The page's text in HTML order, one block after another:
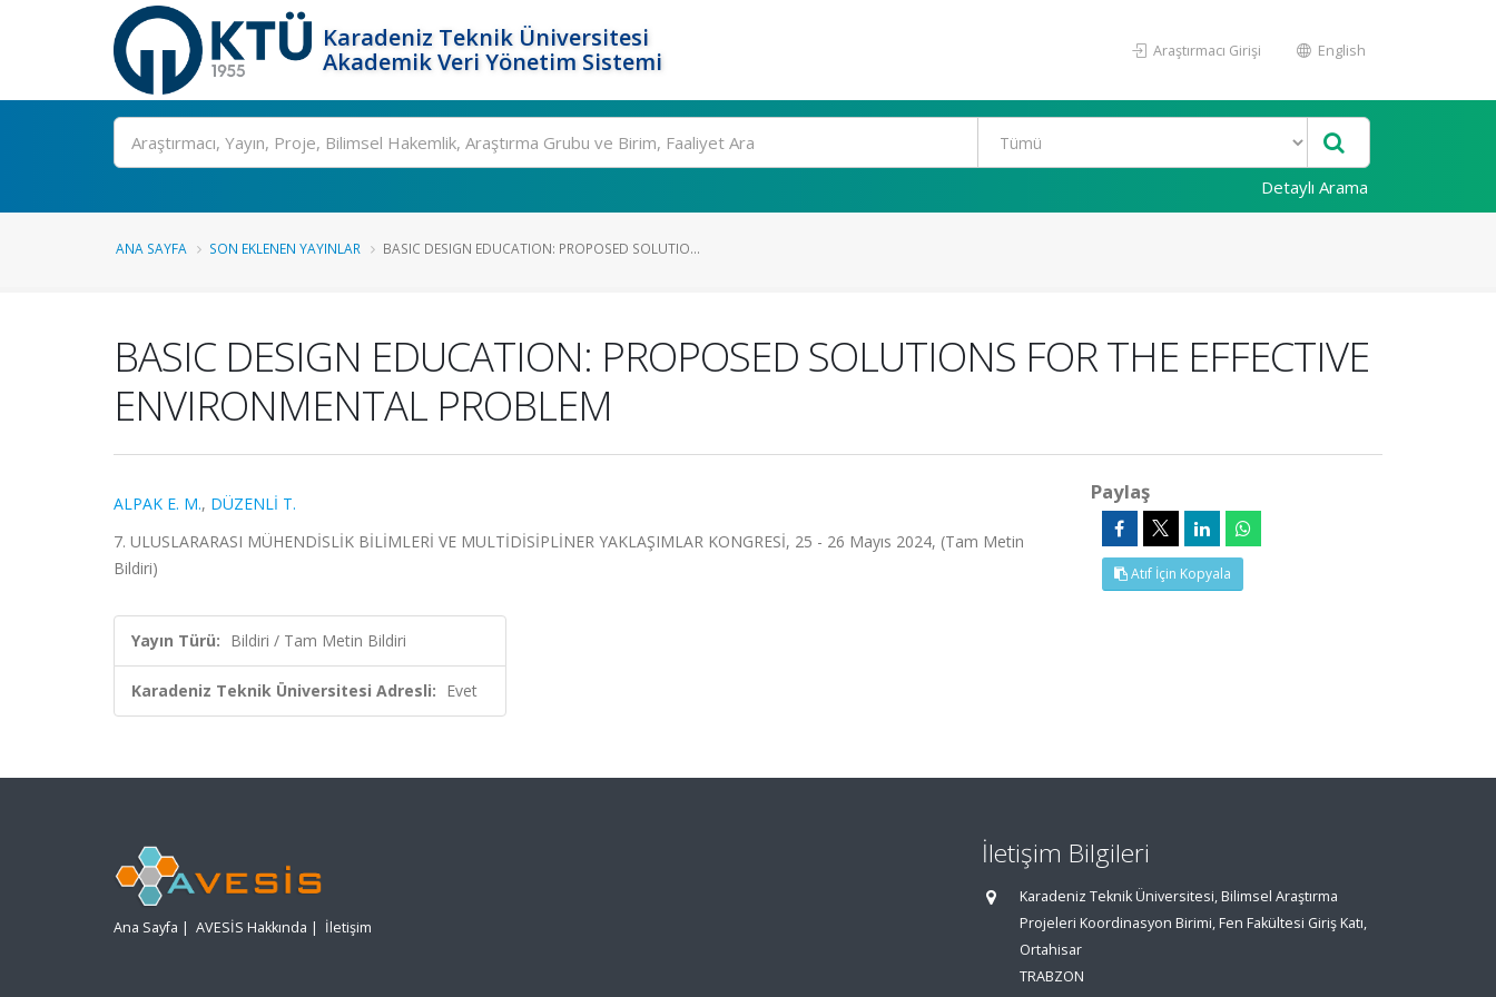
Karadeniz Teknik Üniversitesi
Akademik Veri Yönetim Sistemi
Araştırmacı Girişi English
Ara
Detaylı Arama
ANA SAYFA SON EKLENEN YAYINLAR BASIC DESIGN EDUCATION: PROPOSED SOLUTIO...
BASIC DESIGN EDUCATION: PROPOSED SOLUTIONS FOR THE EFFECTIVE
ENVIRONMENTAL PROBLEM
ALPAK E. M., DÜZENLİ T.
7. ULUSLARARASI MÜHENDİSLİK BİLİMLERİ VE MULTİDİSİPLİNER YAKLAŞIMLAR KONGRESİ, 25 - 26 Mayıs 2024, (Tam Metin
Bildiri)
Yayın Türü: Bildiri / Tam Metin Bildiri
Karadeniz Teknik Üniversitesi Adresli: Evet
Paylaş
Atıf İçin Kopyala
Ana Sayfa | AVESİS Hakkında | İletişim
İletişim Bilgileri
Karadeniz Teknik Üniversitesi, Bilimsel Araştırma
Projeleri Koordinasyon Birimi, Fen Fakültesi Giriş Katı,
Ortahisar
TRABZON